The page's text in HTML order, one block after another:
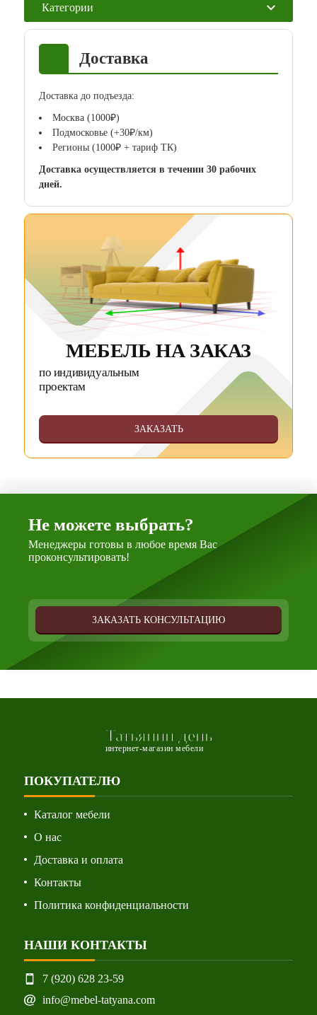
Категории
Доставка
Доставка до подъезда:
Москва (1000₽)
Подмосковье (+30₽/км)
Регионы (1000₽ + тариф ТК)
Доставка осуществляется в течении 30 рабочих
дней.
МЕБЕЛЬ НА ЗАКАЗ
по индивидуальным
проектам
ЗАКАЗАТЬ
Не можете выбрать?
Менеджеры готовы в любое время Вас
проконсультировать!
ЗАКАЗАТЬ КОНСУЛЬТАЦИЮ
Татьянин день
интернет-магазин мебели
ПОКУПАТЕЛЮ
Каталог мебели
О нас
Доставка и оплата
Контакты
Политика конфиденциальности
НАШИ КОНТАКТЫ
7 (920) 628 23-59
info@mebel-tatyana.com